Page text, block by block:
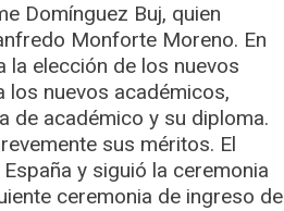
Domínguez Buj, quien
Monforte Moreno. En
la elección de los nuevos
nuevos académicos,
de académico y su diploma.
sus méritos. El
y siguió la ceremonia
ceremonia de ingreso de